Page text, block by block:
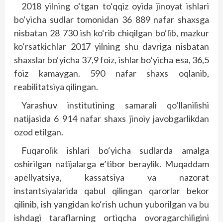
2018 yilning o‘tgan to‘qqiz oyida jinoyat ishlari
bo‘yicha sudlar tomonidan 36 889 nafar shaxsga
nisbatan 28 730 ish ko‘rib chiqilgan bo‘lib, mazkur
ko‘rsatkichlar 2017 yilning shu davriga nisbatan
shaxslar bo‘yicha 37,9 foiz, ishlar bo‘yicha esa, 36,5
foiz kamaygan. 590 nafar shaxs oqlanib,
reabilitatsiya qilingan.
Yarashuv institutining samarali qo‘llanilishi
natijasida 6 914 nafar shaxs jinoiy javobgarlikdan
ozod etilgan.
Fuqarolik ishlari bo‘yicha sudlarda amalga
oshirilgan natijalarga e’tibor beraylik. Muqaddam
apellyatsiya, kassatsiya va nazorat
instantsiyalarida qabul qilingan qarorlar bekor
qilinib, ish yangidan ko‘rish uchun yuborilgan va bu
ishdagi taraflarning ortiqcha ovoragarchiligini